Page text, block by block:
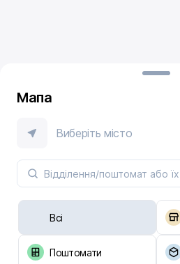
Мапа
Виберіть місто
Всі
Поштомати